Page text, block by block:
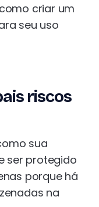
criar um
seu uso
riscos
sua
ser protegido
porque há
na